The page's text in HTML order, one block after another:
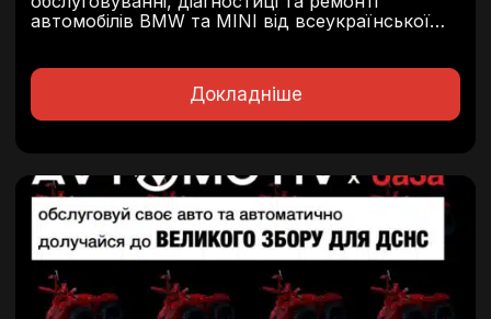
автомобілів BMW та MINI від всеукраїнської
ОБСЛУГОВУВАННЯ. Новий сервіс — це
сучасний центр з кваліфікованими механіками,
професійним обладнанням та широким...
Докладніше